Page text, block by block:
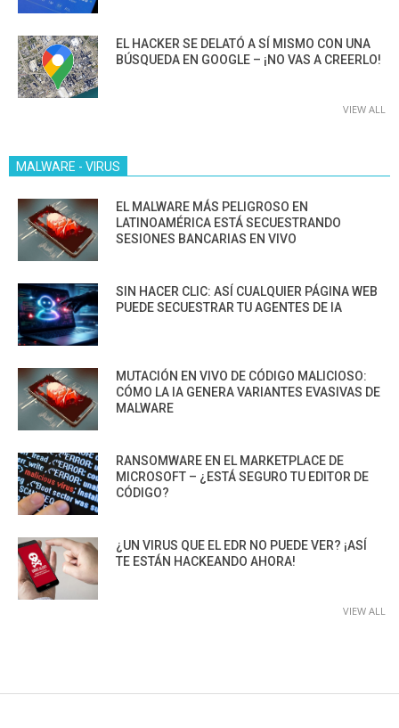
EL HACKER SE DELATÓ A SÍ MISMO CON UNA
BÚSQUEDA EN GOOGLE – ¡NO VAS A CREERLO!
VIEW ALL
MALWARE - VIRUS
EL MALWARE MÁS PELIGROSO EN
LATINOAMÉRICA ESTÁ SECUESTRANDO
SESIONES BANCARIAS EN VIVO
SIN HACER CLIC: ASÍ CUALQUIER PÁGINA WEB
PUEDE SECUESTRAR TU AGENTES DE IA
MUTACIÓN EN VIVO DE CÓDIGO MALICIOSO:
CÓMO LA IA GENERA VARIANTES EVASIVAS DE
MALWARE
RANSOMWARE EN EL MARKETPLACE DE
MICROSOFT – ¿ESTÁ SEGURO TU EDITOR DE
CÓDIGO?
¿UN VIRUS QUE EL EDR NO PUEDE VER? ¡ASÍ
TE ESTÁN HACKEANDO AHORA!
VIEW ALL